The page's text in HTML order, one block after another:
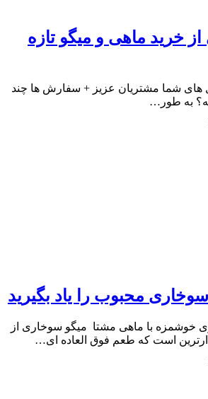
خرید ماهی و میگو تازه
های شما مشتریان عزیز + سفارش ها چند
به طور…
محبوب را یاد بگیرید
خوشمزه با ماهی مشتا میگو سوخاری از
است که طعم فوق العاده ای…